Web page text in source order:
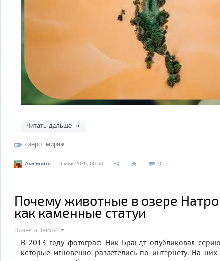
Читать дальше »
озеро мираж
Axelerator 6 мая 2026, 05:58 0
Почему животные в озере
как каменные статуи
Планета Земля
В 2013 году фотограф Ник Брандт опубликовал
которые мгновенно разлетелись по интернету. На